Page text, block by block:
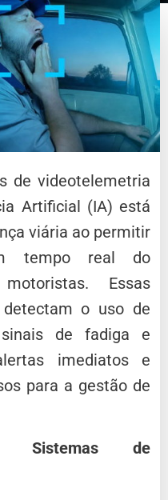
de videotelemetria
Artificial (IA) está
viária ao permitir
tempo real do
Essas
detectam o uso de
de fadiga e
imediatos e
para a gestão de
Sistemas de